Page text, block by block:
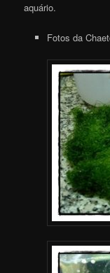
aquário.
Fotos da